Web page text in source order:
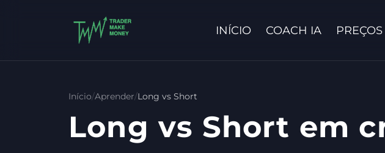
Fale conosco
INÍCIO COACH IA PREÇOS
Início/Aprender/Long vs Short
Long vs Short em